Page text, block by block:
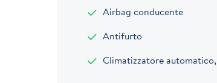
Airbag conducente
Antifurto
Climatizzatore